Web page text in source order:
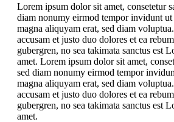
Lorem ipsum dolor sit amet, consetetur
diam nonumy eirmod tempor invidunt ut
magna aliquyam erat, sed diam
accusam et justo duo dolores et ea
gubergren, no sea takimata sanctus est
amet. Lorem ipsum dolor sit amet,
sed diam nonumy eirmod tempor
magna aliquyam erat, sed diam
accusam et justo duo dolores et ea
gubergren, no sea takimata sanctus est
amet.